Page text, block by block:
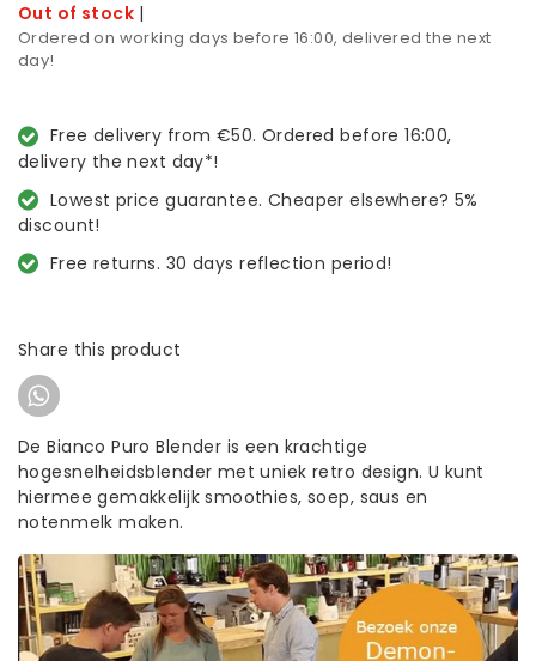
Out of stock |
Ordered on working days before 16:00, delivered the next
day!
Free delivery from €50. Ordered before 16:00,
delivery the next day*!
Lowest price guarantee. Cheaper elsewhere? 5%
discount!
Free returns. 30 days reflection period!
Share this product
De Bianco Puro Blender is een krachtige
hogesnelheidsblender met uniek retro design. U kunt
hiermee gemakkelijk smoothies, soep, saus en
notenmelk maken.